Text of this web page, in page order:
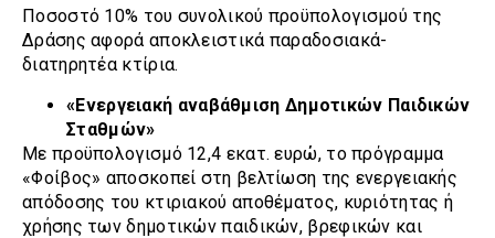
Ποσοστό 10% του συνολικού προϋπολογισμού της
Δράσης αφορά αποκλειστικά παραδοσιακά-
διατηρητέα κτίρια.
«Ενεργειακή αναβάθμιση Δημοτικών Παιδικών
Σταθμών»
Με προϋπολογισμό 12,4 εκατ. ευρώ, το πρόγραμμα
«Φοίβος» αποσκοπεί στη βελτίωση της ενεργειακής
απόδοσης του κτιριακού αποθέματος, κυριότητας ή
χρήσης των δημοτικών παιδικών, βρεφικών και